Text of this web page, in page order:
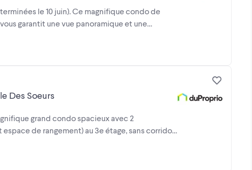
le 10 juin). Ce magnifique condo de
garantit une vue panoramique et une
Des Soeurs
grand condo spacieux avec 2
de rangement) au 3e étage, sans corridor